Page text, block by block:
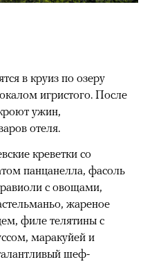
в круиз по озеру
игристого. После
ужин,
отеля.
креветки со
панцанелла, фасоль
с овощами,
жареное
филе телятины с
маракуйей и
шеф-